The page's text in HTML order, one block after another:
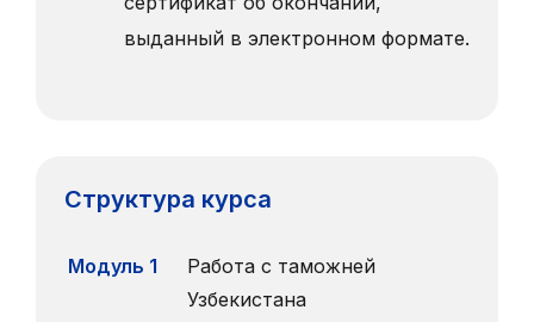
выданный в электронном формате.
Структура курса
Модуль 1
Работа с таможней
Узбекистана